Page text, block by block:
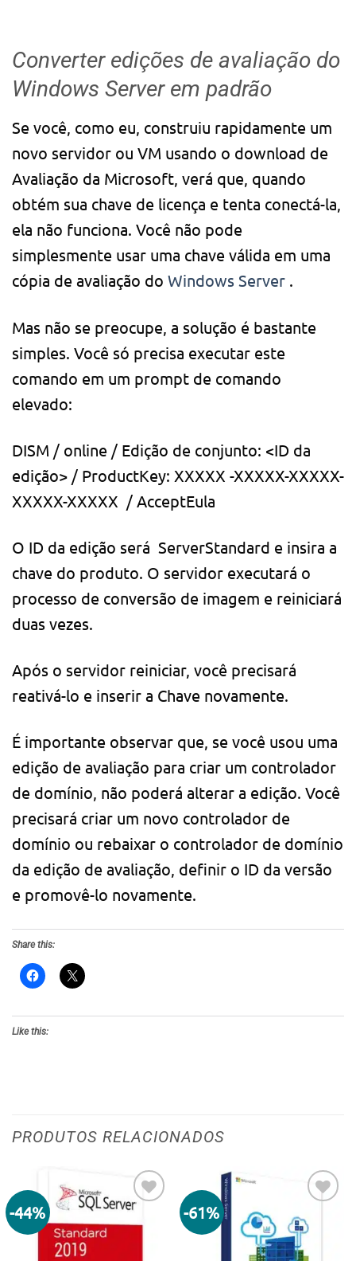
Converter edições de avaliação do
Windows Server em padrão
Se você, como eu, construiu rapidamente um
novo servidor ou VM usando o download de
Avaliação da Microsoft, verá que, quando
obtém sua chave de licença e tenta conectá-la,
ela não funciona. Você não pode
simplesmente usar uma chave válida em uma
cópia de avaliação do Windows Server .
Mas não se preocupe, a solução é bastante
simples. Você só precisa executar este
comando em um prompt de comando
elevado:
DISM / online / Edição de conjunto: <ID da
edição> / ProductKey: XXXXX -XXXXX-XXXXX-
XXXXX-XXXXX / AcceptEula
O ID da edição será ServerStandard e insira a
chave do produto. O servidor executará o
processo de conversão de imagem e reiniciará
duas vezes.
Após o servidor reiniciar, você precisará
reativá-lo e inserir a Chave novamente.
É importante observar que, se você usou uma
edição de avaliação para criar um controlador
de domínio, não poderá alterar a edição. Você
precisará criar um novo controlador de
domínio ou rebaixar o controlador de domínio
da edição de avaliação, definir o ID da versão
e promovê-lo novamente.
Share this:
Like this:
PRODUTOS RELACIONADOS
-44%
aos meus
-61%
Adicionar
aos meus
desejos